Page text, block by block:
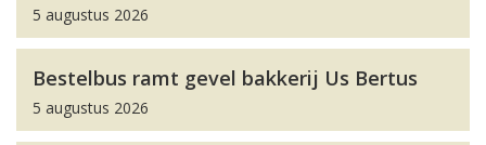
5 augustus 2026
Bestelbus ramt gevel bakkerij Us Bertus
5 augustus 2026